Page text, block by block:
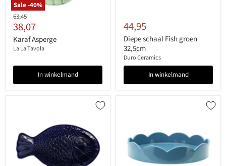
Sale -40%
Originele
prijs
63,45
Huidige
prijs
38,07
Karaf Asperge
La La Tavola
In winkelmand
44,95
Diepe schaal Fish groen
32,5cm
Duro Ceramics
In winkelmand